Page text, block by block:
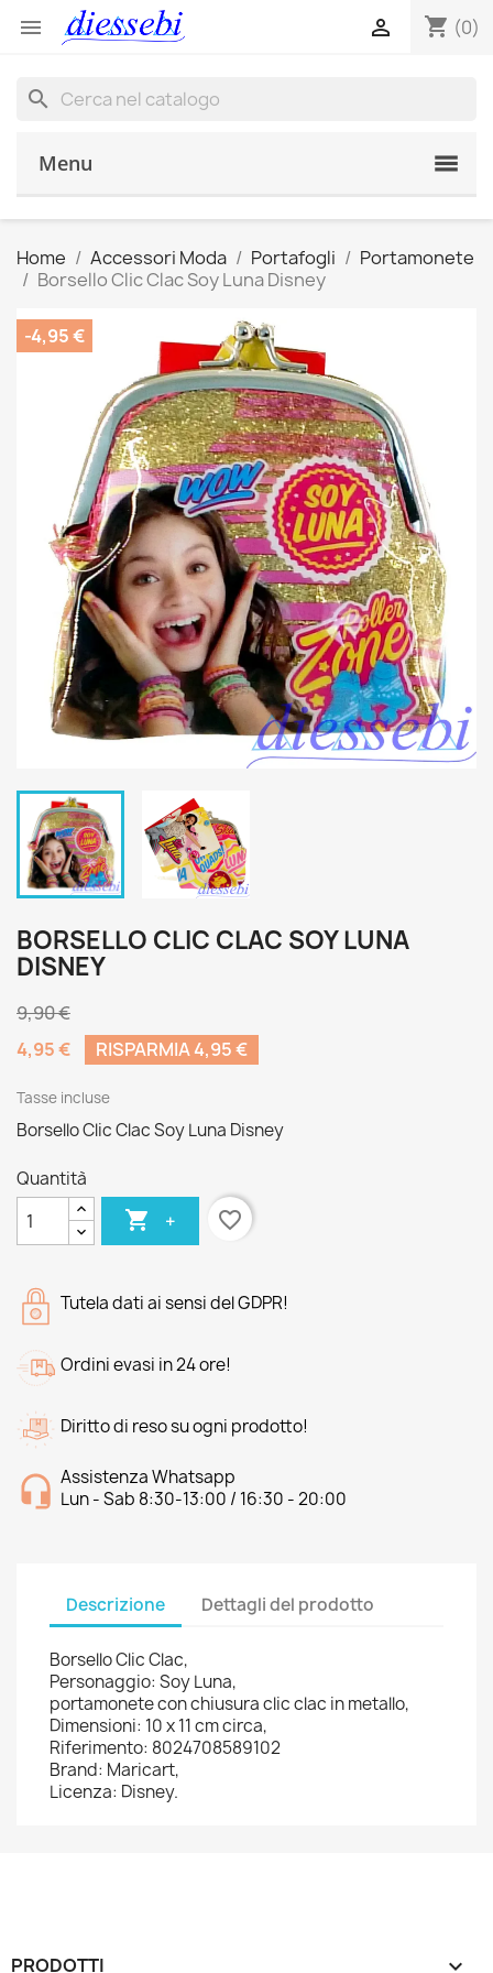
 shopping_cart (0)

search
Menu
Home Accessori Moda Portafogli
Portamonete
Borsello Clic Clac Soy Luna Disney
-4,95 €
BORSELLO CLIC CLAC SOY LUNA
DISNEY
9,90 €
4,95 €
RISPARMIA 4,95 €
Tasse incluse
Borsello Clic Clac Soy Luna Disney
Quantità
 + favorite_border
Tutela dati ai sensi del GDPR!
Ordini evasi in 24 ore!
Diritto di reso su ogni prodotto!
Assistenza Whatsapp
Lun - Sab 8:30-13:00 / 16:30 - 20:00
Descrizione Dettagli del prodotto
Borsello Clic Clac,
Personaggio: Soy Luna,
portamonete con chiusura clic clac in metallo,
Dimensioni: 10 x 11 cm circa,
Riferimento: 8024708589102
Brand: Maricart,
Licenza: Disney.
PRODOTTI 